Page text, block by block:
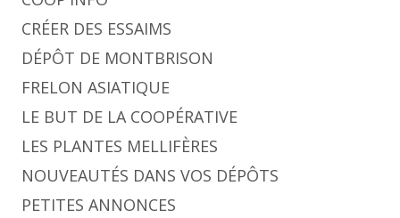
CRÉER DES ESSAIMS
DÉPÔT DE MONTBRISON
FRELON ASIATIQUE
LE BUT DE LA COOPÉRATIVE
LES PLANTES MELLIFÈRES
NOUVEAUTÉS DANS VOS DÉPÔTS
PETITES ANNONCES